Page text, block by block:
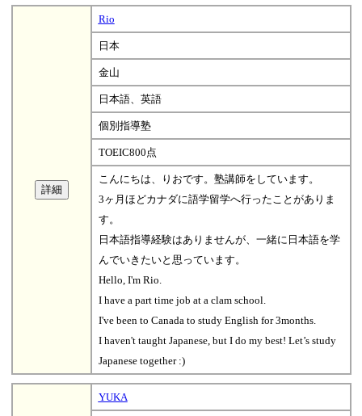
Rio
日本
金山
日本語、英語
個別指導塾
TOEIC800点
こんにちは、りおです。塾講師をしています。
3ヶ月ほどカナダに語学留学へ行ったことがありま
す。
日本語指導経験はありませんが、一緒に日本語を学
んでいきたいと思っています。
Hello, I'm Rio.
I have a part time job at a clam school.
I've been to Canada to study English for 3months.
I haven't taught Japanese, but I do my best! Let’s study
Japanese together :)
YUKA